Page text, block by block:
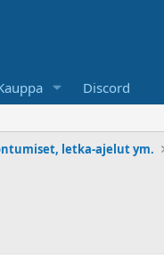
Discord
letka-ajelut ym.